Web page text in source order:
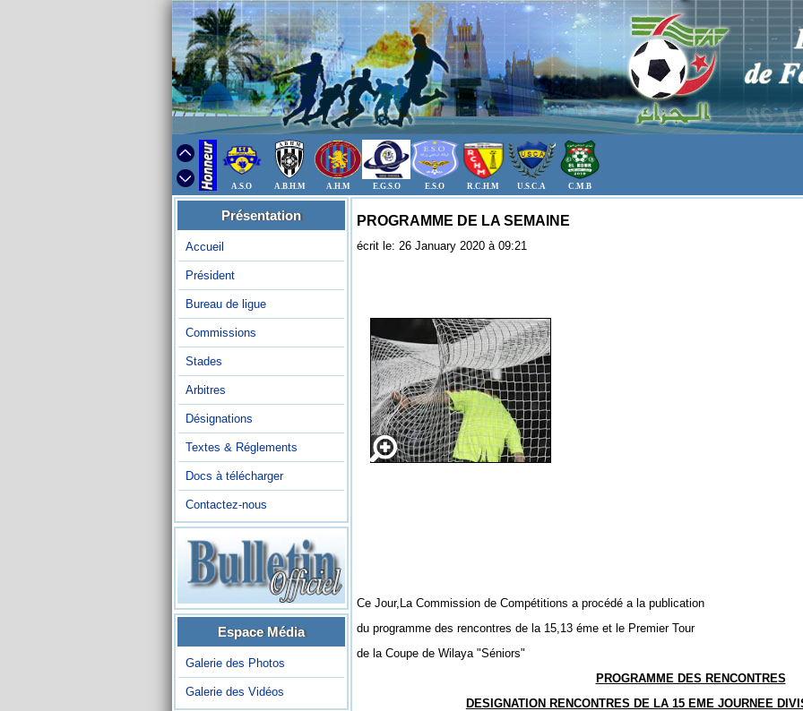
A.S.O A.B.H.M A.H.M E.G.S.O E.S.O R.C.H.M U.S.C.A C.M.B
Présentation
Accueil
Président
Bureau de ligue
Commissions
Stades
Arbitres
Désignations
Textes & Réglements
Docs à télécharger
Contactez-nous
Espace Média
Galerie des Photos
Galerie des Vidéos
PROGRAMME DE LA SEMAINE
écrit le: 26 January 2020 à 09:21
Ce Jour,La Commission de Compétitions a procédé a la publication
du programme des rencontres de la 15,13 éme et le Premier Tour
de la Coupe de Wilaya "Séniors"
PROGRAMME DES RENCONTRES
DESIGNATION RENCONTRES DE LA 15 EME JOURNEE